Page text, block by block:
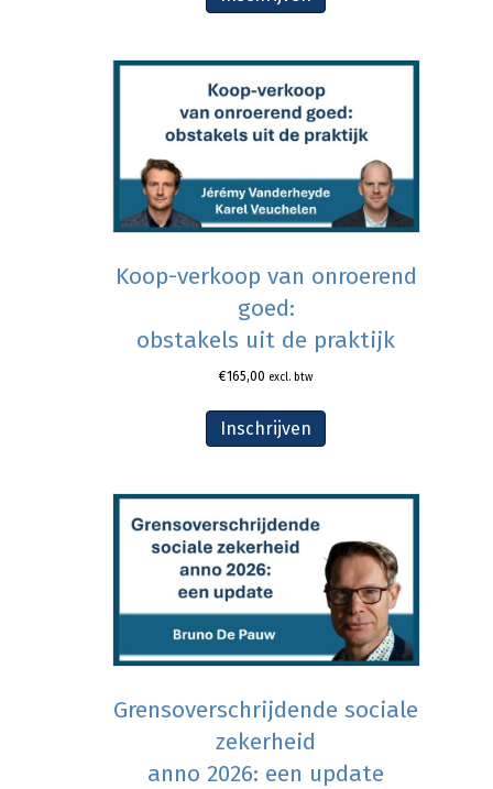
Koop-verkoop van onroerend
goed:
obstakels uit de praktijk
€165,00 excl. btw
Inschrijven
Grensoverschrijdende sociale
zekerheid
anno 2026: een update